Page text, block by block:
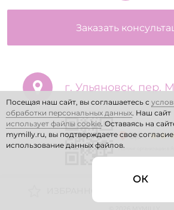
г. Ульяновск, пер.
Заказать
Посещая наш сайт, вы соглашаетесь с
обработки персональных данных. Наш сайт
использует файлы cookie. Оставаясь на
mymilly.ru, вы подтверждаете свое
использование данных файлов.
ОК